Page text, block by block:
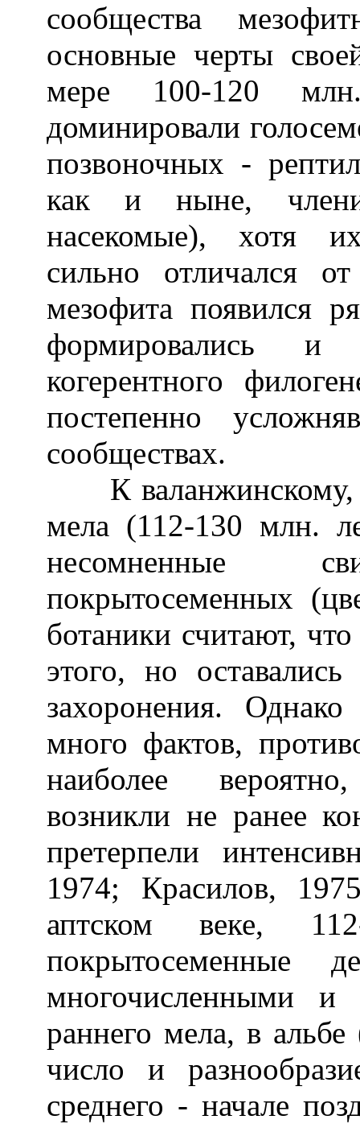
сообщества
основные черты
мере 100-120
доминировали
позвоночных -
как и ныне,
насекомые), хотя
сильно отличался
мезофита появился
формировались и
когерентного
постепенно
сообществах.
К валанжинскому,
мела (112-130 млн.
несомненные
покрытосеменных
ботаники считают,
этого, но
захоронения. Однако
много фактов,
наиболее
возникли не ранее
претерпели
1974; Красилов,
аптском веке,
покрытосеменные
многочисленными и
раннего мела, в
число и
среднего - начале